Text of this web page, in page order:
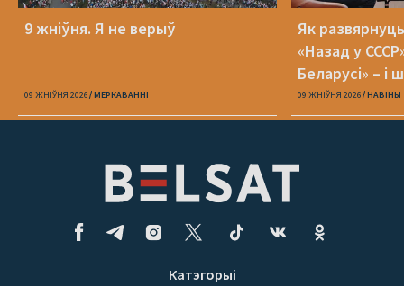
9 жніўня. Я не верыў
09 ЖНІЎНЯ 2026 МЕРКАВАННI
Як
«Назад у
Беларусі» – і
09 ЖНІЎНЯ 2026 НАВІНЫ
Катэгорыі